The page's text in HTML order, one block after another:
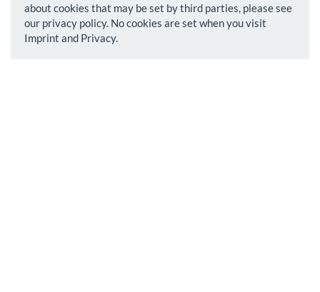
about cookies that may be set by third parties, please see
our privacy policy. No cookies are set when you visit
Imprint and Privacy.